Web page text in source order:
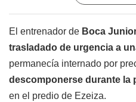
El entrenador de Boca
trasladado de urgencia a
permanecía internado por
descomponerse durante la
en el predio de Ezeiza.